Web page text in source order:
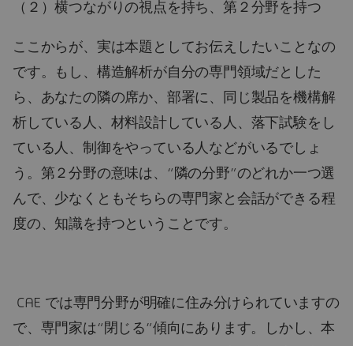
（２）横つながりの視点を持ち、第２分野を持つ
ここからが、実は本題としてお伝えしたいことなの
です。もし、構造解析が自分の専門領域だとした
ら、あなたの隣の席か、部署に、同じ製品を機構解
析している人、材料設計している人、落下試験をし
ている人、制御をやっている人などがいるでしょ
う。第２分野の意味は、“隣の分野”のどれか一つ選
んで、少なくともそちらの専門家と会話ができる程
度の、知識を持つということです。
CAE では専門分野が明確に住み分けられていますの
で、専門家は“閉じる”傾向にあります。しかし、本